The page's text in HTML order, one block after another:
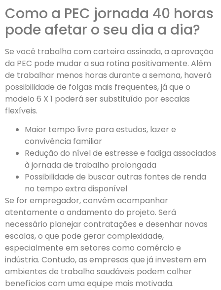
Como a PEC jornada 40 horas
pode afetar o seu dia a dia?
Se você trabalha com carteira assinada, a aprovação
da PEC pode mudar a sua rotina positivamente. Além
de trabalhar menos horas durante a semana, haverá
possibilidade de folgas mais frequentes, já que o
modelo 6 X 1 poderá ser substituído por escalas
flexíveis.
Maior tempo livre para estudos, lazer e
convivência familiar
Redução do nível de estresse e fadiga associados
à jornada de trabalho prolongada
Possibilidade de buscar outras fontes de renda
no tempo extra disponível
Se for empregador, convém acompanhar
atentamente o andamento do projeto. Será
necessário planejar contratações e desenhar novas
escalas, o que pode gerar complexidade,
especialmente em setores como comércio e
indústria. Contudo, as empresas que já investem em
ambientes de trabalho saudáveis podem colher
benefícios com uma equipe mais motivada.